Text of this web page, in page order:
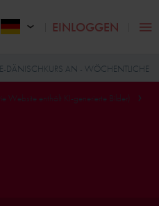
EINLOGGEN
DÄNISCHKURS AN - WÖCHENTLICHE
Website enthält KI-generierte Bilder)